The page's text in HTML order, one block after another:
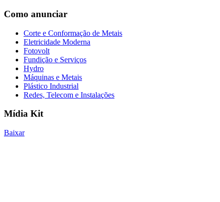
Como anunciar
Corte e Conformação de Metais
Eletricidade Moderna
Fotovolt
Fundição e Serviços
Hydro
Máquinas e Metais
Plástico Industrial
Redes, Telecom e Instalações
Mídia Kit
Baixar